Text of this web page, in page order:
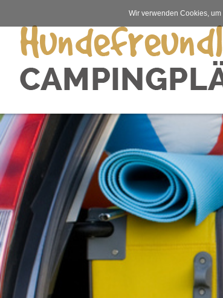
Wir verwenden Cookies,